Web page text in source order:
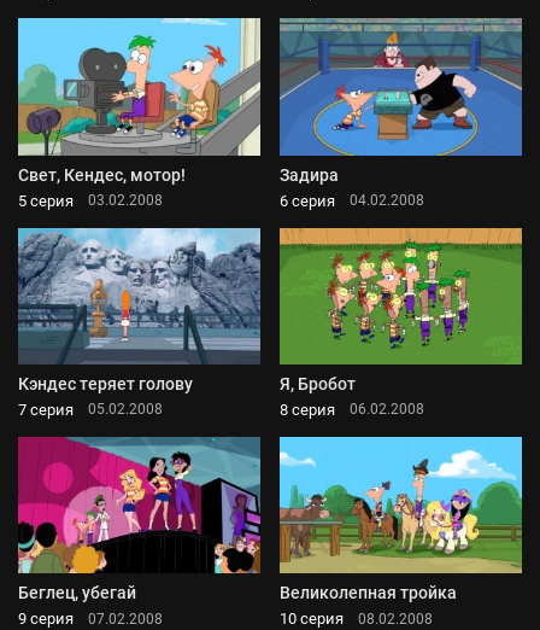
Свет, Кендес, мотор!
5 серия 03.02.2008
Задира
6 серия 04.02.2008
Кэндес теряет голову
7 серия 05.02.2008
Я, Бробот
8 серия 06.02.2008
Беглец, убегай
9 серия 07.02.2008
Великолепная тройка
10 серия 08.02.2008